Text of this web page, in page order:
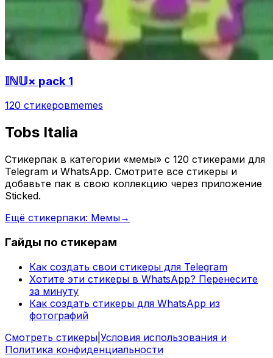
𝕀ℕ𝕌× pack 1
120 стикеровmemes
Tobs Italia
Стикерпак в категории «мемы» с 120 стикерами для
Telegram и WhatsApp. Смотрите все стикеры и
добавьте пак в свою коллекцию через приложение
Sticked.
Ещё стикерпаки: Мемы→
Гайды по стикерам
Как создать свои стикеры для Telegram
Хотите эти стикеры в WhatsApp? Перенесите
за минуту
Как создать стикеры для WhatsApp из
фотографий
Смотреть стикеры Условия использования и
Политика конфиденциальности